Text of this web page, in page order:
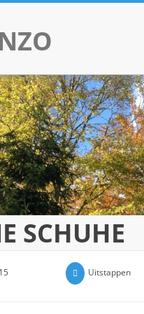
SCHUHE
Uitstappen